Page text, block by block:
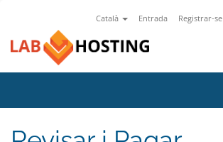
Català Entrada Registrar-se